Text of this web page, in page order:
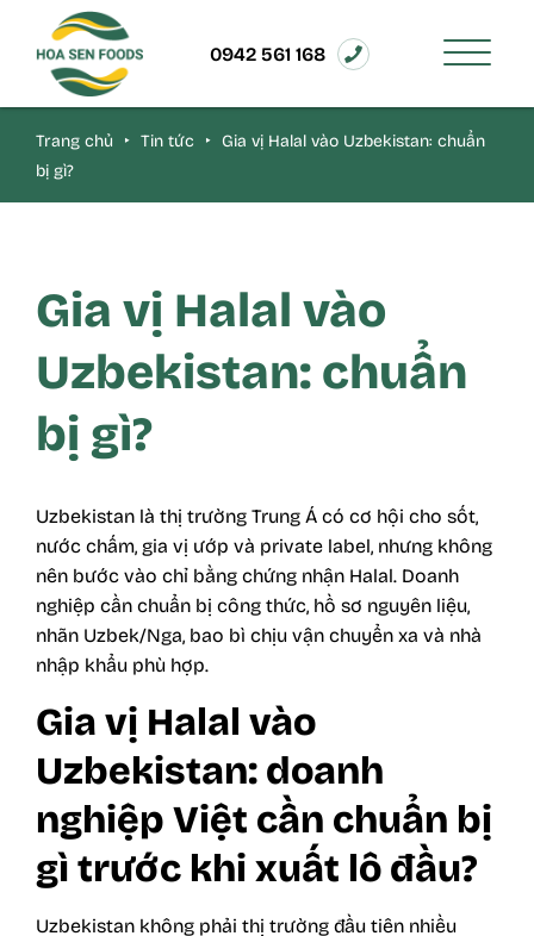
0942 561 168
Trang chủ ‣ Tin tức ‣ Gia vị Halal vào Uzbekistan: chuẩn
bị gì?
Gia vị Halal vào
Uzbekistan: chuẩn
bị gì?
Uzbekistan là thị trường Trung Á có cơ hội cho sốt,
nước chấm, gia vị ướp và private label, nhưng không
nên bước vào chỉ bằng chứng nhận Halal. Doanh
nghiệp cần chuẩn bị công thức, hồ sơ nguyên liệu,
nhãn Uzbek/Nga, bao bì chịu vận chuyển xa và nhà
nhập khẩu phù hợp.
Gia vị Halal vào
Uzbekistan: doanh
nghiệp Việt cần chuẩn bị
gì trước khi xuất lô đầu?
Uzbekistan không phải thị trường đầu tiên nhiều